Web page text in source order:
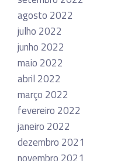
agosto 2022
julho 2022
junho 2022
maio 2022
abril 2022
março 2022
fevereiro 2022
janeiro 2022
dezembro 2021